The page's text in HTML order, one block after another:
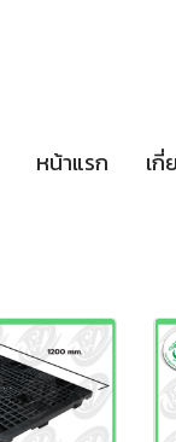
หน้าแรก เกี่